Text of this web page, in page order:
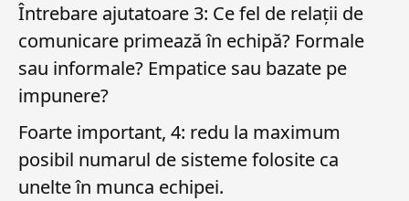
Întrebare ajutatoare 3: Ce fel de relații de
comunicare primează în echipă? Formale
sau informale? Empatice sau bazate pe
impunere?
Foarte important, 4: redu la maximum
posibil numarul de sisteme folosite ca
unelte în munca echipei.